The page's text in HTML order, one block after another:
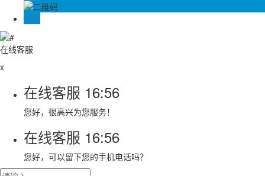
TOP
在线客服
x
在线客服 16:56
您好，很高兴为您服务！
在线客服 16:56
您好，可以留下您的手机电话吗？